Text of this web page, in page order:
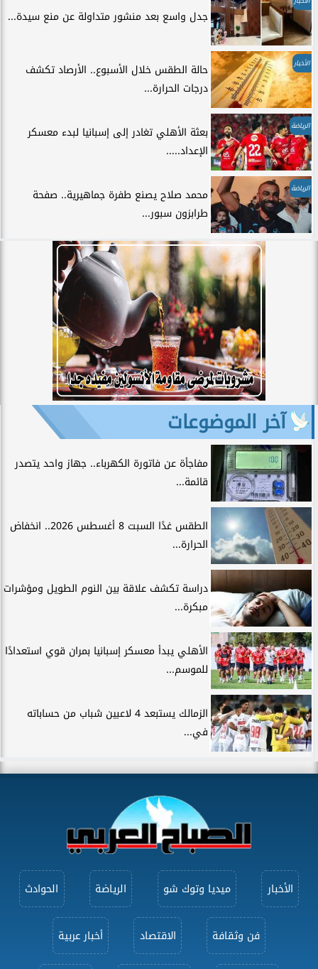
جدل واسع بعد منشور متداولة عن منع سيدة...
الأخبار
حالة الطقس خلال الأسبوع.. الأرصاد تكشف
درجات الحرارة...
الرياضة
بعثة الأهلي تغادر إلى إسبانيا لبدء معسكر
الإعداد.....
الرياضة
محمد صلاح يصنع طفرة جماهيرية.. صفحة
طرابزون سبور...
آخر الموضوعات
مفاجأة عن فاتورة الكهرباء.. جهاز واحد يتصدر
قائمة...
الطقس غدًا السبت 8 أغسطس 2026.. انخفاض
الحرارة...
دراسة تكشف علاقة بين النوم الطويل ومؤشرات
مبكرة...
الأهلي يبدأ معسكر إسبانيا بمران قوي استعدادًا
للموسم...
الزمالك يستبعد 4 لاعبين شباب من حساباته
في...
الأخبار ميديا وتوك شو الرياضة الحوادث
فن وثقافة الاقتصاد أخبار عربية